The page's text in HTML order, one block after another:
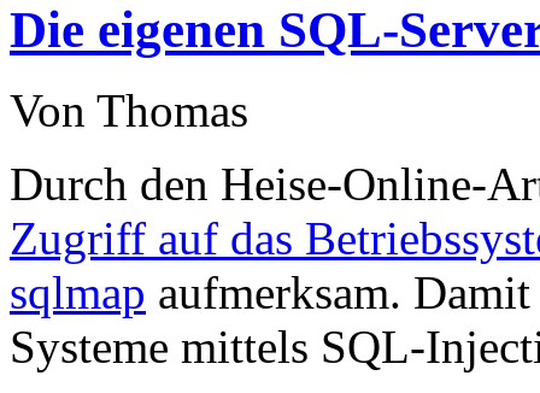
Die eigenen SQL-
Von Thomas
Durch den Heise-Online-
Zugriff auf das
sqlmap aufmerksam.
Systeme mittels SQL-